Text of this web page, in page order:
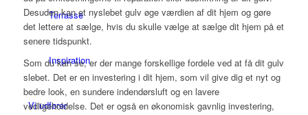
Terrasse
Inspiration
Vi udfører
Desuden kan et nyslebet gulv øge værdien af dit hjem og gøre
det lettere at sælge, hvis du skulle vælge at sælge dit hjem på et
senere tidspunkt.
Som du kan se, er der mange forskellige fordele ved at få dit gulv
slebet. Det er en investering i dit hjem, som vil give dig et nyt og
bedre look, en sundere indendørsluft og en lavere
vedligeholdelse. Det er også en økonomisk gavnlig investering,